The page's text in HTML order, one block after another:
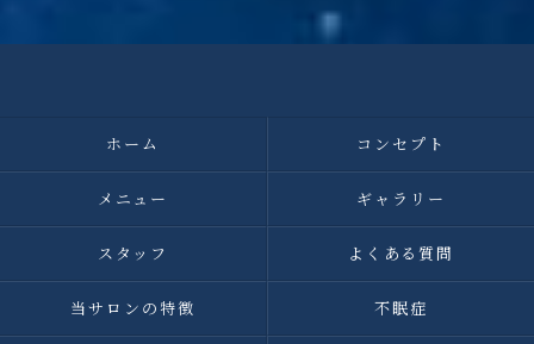
ホーム コンセプト
メニュー ギャラリー
スタッフ よくある質問
当サロンの特徴 不眠症